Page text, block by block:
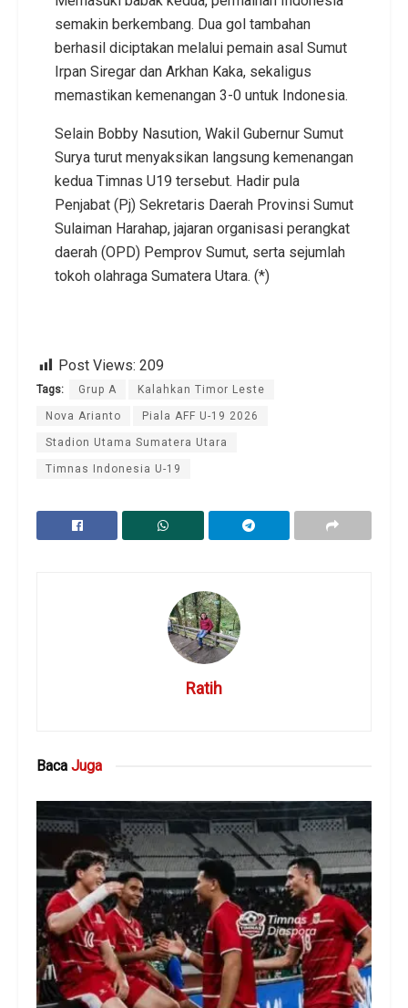
semakin berkembang. Dua gol tambahan
berhasil diciptakan melalui pemain asal Sumut
Irpan Siregar dan Arkhan Kaka, sekaligus
memastikan kemenangan 3-0 untuk Indonesia.
Selain Bobby Nasution, Wakil Gubernur Sumut
Surya turut menyaksikan langsung kemenangan
kedua Timnas U19 tersebut. Hadir pula
Penjabat (Pj) Sekretaris Daerah Provinsi Sumut
Sulaiman Harahap, jajaran organisasi perangkat
daerah (OPD) Pemprov Sumut, serta sejumlah
tokoh olahraga Sumatera Utara. (*)
Post Views: 209
Tags: Grup A Kalahkan Timor Leste
Nova Arianto Piala AFF U-19 2026
Stadion Utama Sumatera Utara
Timnas Indonesia U-19
Ratih
Baca Juga